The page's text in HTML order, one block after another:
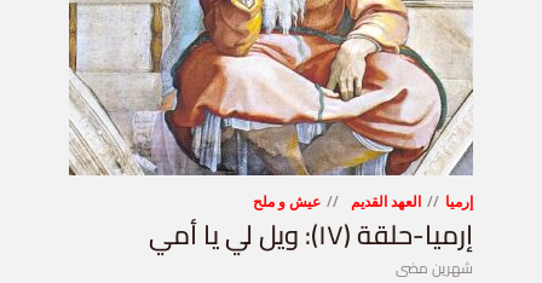
إرميا العهد القديم عيش و ملح
إرميا-حلقة (١٧): ويل لي يا أمي
شهرين مضى